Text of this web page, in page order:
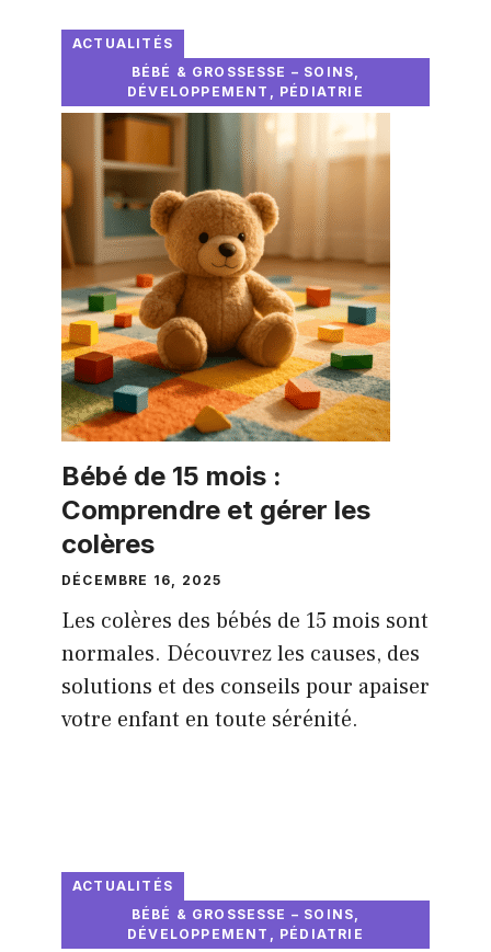
ACTUALITÉS
BÉBÉ & GROSSESSE – SOINS,
DÉVELOPPEMENT, PÉDIATRIE
Bébé de 15 mois :
Comprendre et gérer les
colères
DÉCEMBRE 16, 2025
Les colères des bébés de 15 mois sont
normales. Découvrez les causes, des
solutions et des conseils pour apaiser
votre enfant en toute sérénité.
ACTUALITÉS
BÉBÉ & GROSSESSE – SOINS,
DÉVELOPPEMENT, PÉDIATRIE